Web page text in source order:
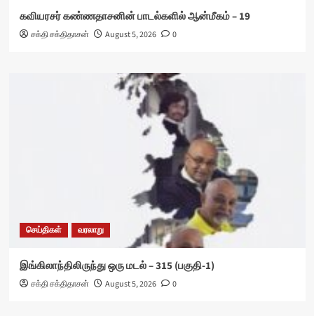
கவியரசர் கண்ணதாசனின் பாடல்களில் ஆன்மீகம் – 19
சக்தி சக்திதாசன் August 5, 2026 0
செய்திகள் வரலாறு
இங்கிலாந்திலிருந்து ஒரு மடல் – 315 (பகுதி-1)
சக்தி சக்திதாசன் August 5, 2026 0